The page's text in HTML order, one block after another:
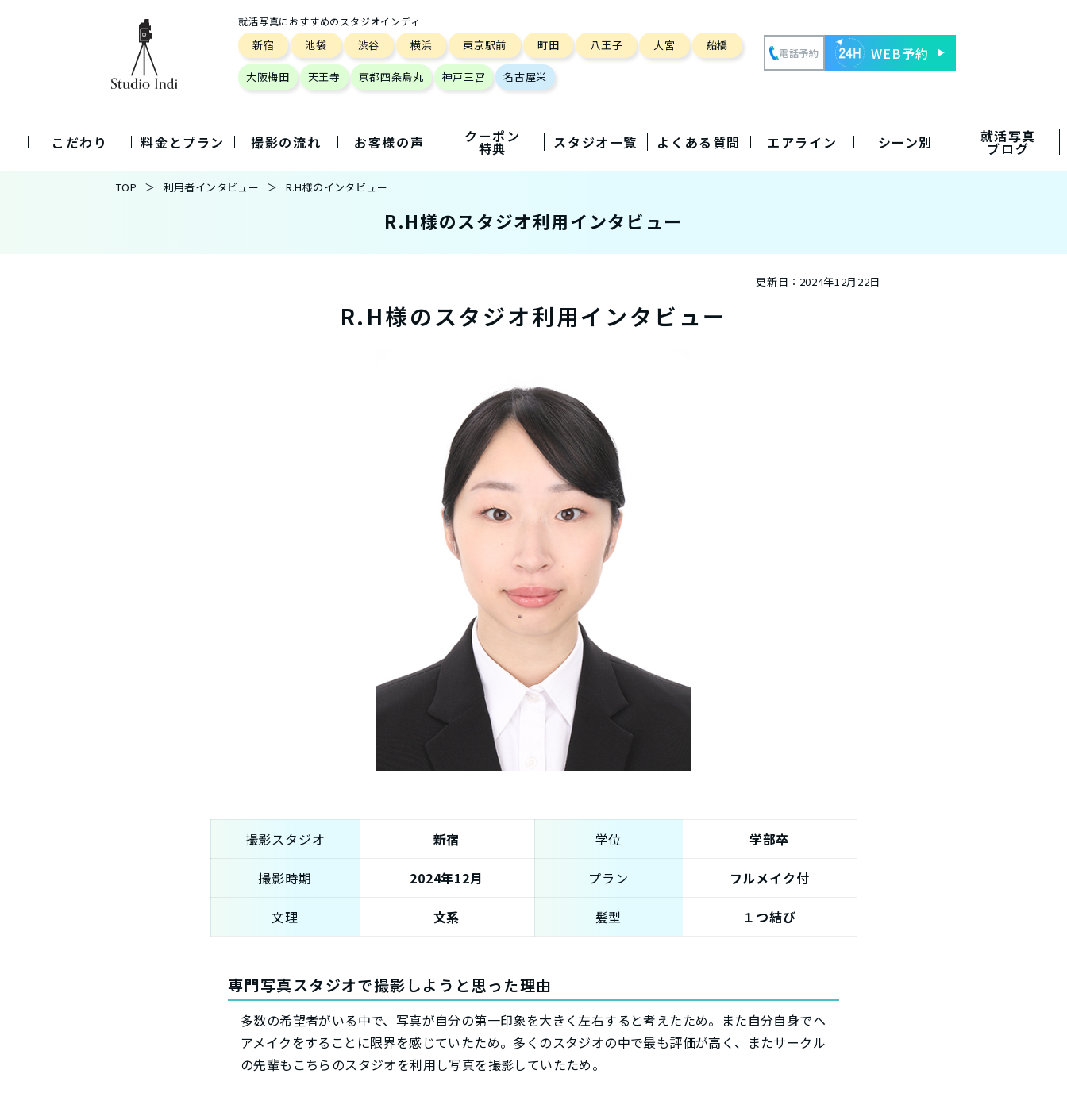
就活写真におすすめのスタジオインディ
新宿 池袋 渋谷 横浜 東京駅前 町田 八王子 大宮 船橋
大阪梅田 天王寺 京都四条烏丸 神戸三宮 名古屋栄
電話予約 WEB予約
こだわり 料金とプラン 撮影の流れ お客様の声 クーポン
特典 スタジオ一覧 よくある質問 エアライン シーン別 就活写真
ブログ
TOP 利用者インタビュー R.H様のインタビュー
R.H様のスタジオ利用インタビュー
更新日： 2024年12月22日
R.H様のスタジオ利用インタビュー
撮影スタジオ 新宿 学位 学部卒
撮影時期 2024年12月 プラン フルメイク付
文理 文系 髪型 １つ結び
専門写真スタジオで撮影しようと思った理由
多数の希望者がいる中で、写真が自分の第一印象を大きく左右すると考えたため。また自分自身でヘ
アメイクをすることに限界を感じていたため。多くのスタジオの中で最も評価が高く、またサークル
の先輩もこちらのスタジオを利用し写真を撮影していたため。